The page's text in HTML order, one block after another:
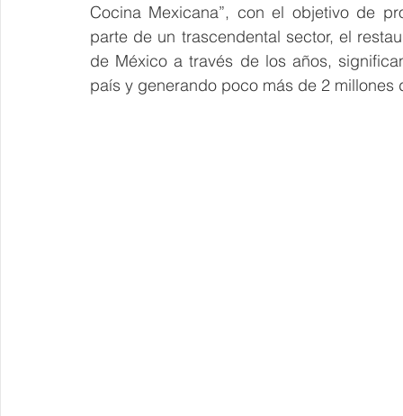
Cocina Mexicana”, con el objetivo de
parte de un trascendental sector, el
de México a través de los años,
país y generando poco más de 2 millones